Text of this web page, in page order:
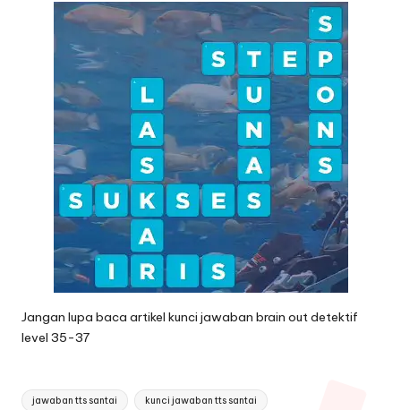
Jangan lupa baca artikel kunci jawaban brain out detektif
level 35-37
Tags:
jawaban tts santai kunci jawaban tts santai